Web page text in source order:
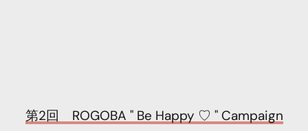
第2回 ROGOBA " Be Happy ♡ " Campaign